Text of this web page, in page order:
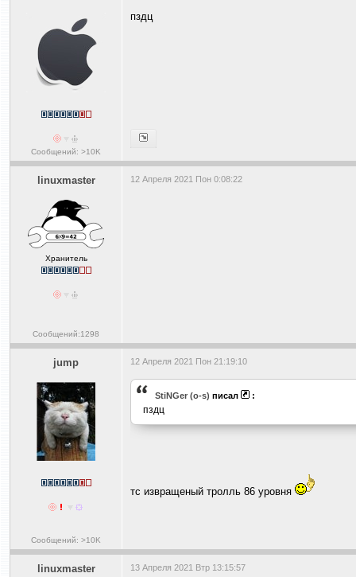
Сообщений: >10K
пздц
linuxmaster
Хранитель
Сообщений:1298
12 Апреля 2021 Пон 0:08:22
jump
Сообщений: >10K
12 Апреля 2021 Пон 21:19:10
StiNGer (o-s) писал :
пздц
тс извращеный тролль 86 уровня
linuxmaster 13 Апреля 2021 Втр 13:15:57